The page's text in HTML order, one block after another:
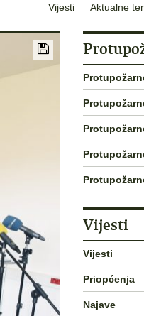
Vijesti Aktualne
Vijesti
Vijesti
Priopćenja
Najave